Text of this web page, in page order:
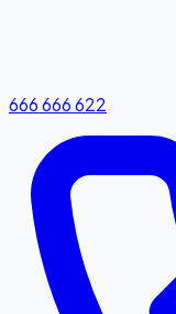
666 666 622